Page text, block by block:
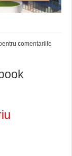
comentariile